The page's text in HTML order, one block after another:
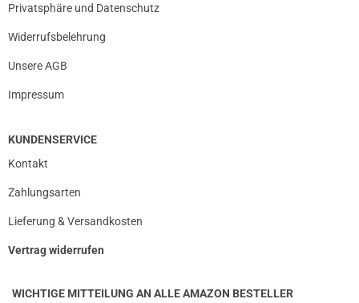
Privatsphäre und Datenschutz
Widerrufsbelehrung
Unsere AGB
Impressum
KUNDENSERVICE
Kontakt
Zahlungsarten
Lieferung & Versandkosten
Vertrag widerrufen
WICHTIGE MITTEILUNG AN ALLE AMAZON BESTELLER